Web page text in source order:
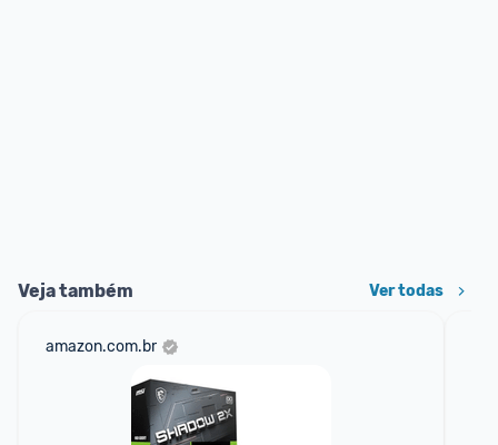
Veja também Ver todas
amazon.com.br